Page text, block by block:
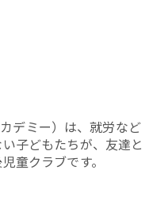
デミー）は、就労など
子どもたちが、友達と
童クラブです。